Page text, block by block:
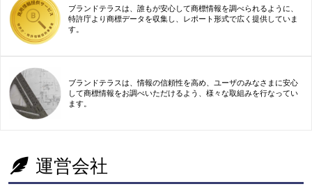
ブランドテラスは、誰もが安心して商標情報を調べられるように、
特許庁より商標データを収集し、レポート形式で広く提供していま
す。
ブランドテラスは、情報の信頼性を高め、ユーザのみなさまに安心
して商標情報をお調べいただけるよう、様々な取組みを行なってい
ます。
運営会社